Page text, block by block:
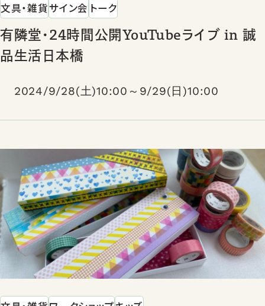
文具・雑貨サイン会 トーク
有隣堂・24時間公開YouTubeライブ in 誠
品生活日本橋
2024/9/28(土)10:00～9/29(日)10:00